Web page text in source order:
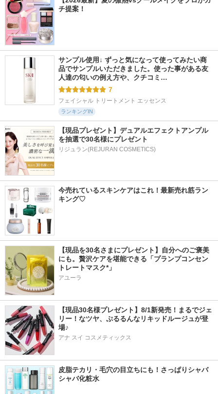
チ提案！
サンプル使用↓ ずっと気になって使ってみたい商
品でサンプルいただきました。使った事がある友
人達の匂いの例え方や、クチコミ…
7
フェイシャル トリートメント エッセンス
ランキングIN
【現品プレゼント】デュアルエフェクトアンプル
を抽選で30名様にプレゼント
リジュラン(REJURAN COSMETICS)
今売れているスキンケアはこれ！最新売れ筋ラン
キング♡
【現品を30名さまにプレゼント】自分へのご褒美
にも。贅沢ケアを堪能できる「プランプコンセン
トレートマスク*」
アユーラ
【現品30名様プレゼント】8/1新発売！まるでジェ
リー！なツヤ、ぷるるんなリキッドルージュが登
場♪
アナ スイ コスメティックス
皮脂テカリ・毛穴の目立ちにも！さっぱりシャバ
シャバ化粧水